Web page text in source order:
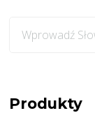
czegoś?
Produkty